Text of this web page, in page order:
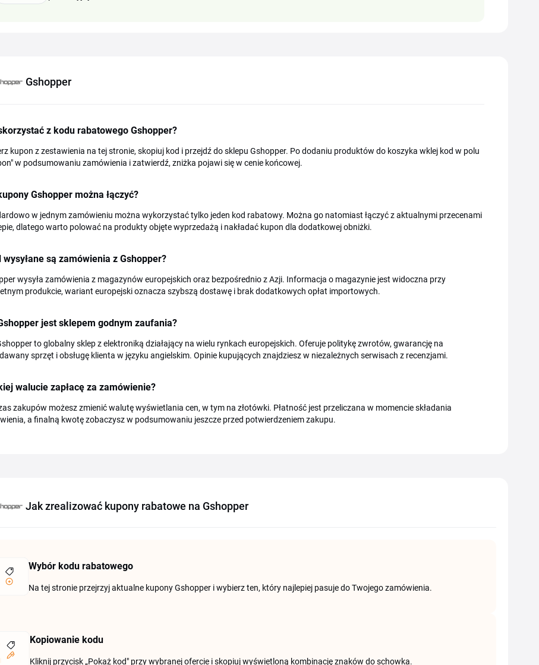
Gshopper
z kodu rabatowego Gshopper?
kupon z zestawienia na tej stronie, skopiuj kod i przejdź do sklepu Gshopper. Po dodaniu produktów do koszyka wklej kod w polu
w podsumowaniu zamówienia i zatwierdź, zniżka pojawi się w cenie końcowej.
Gshopper można łączyć?
w jednym zamówieniu można wykorzystać tylko jeden kod rabatowy. Można go natomiast łączyć z aktualnymi przecenami
dlatego warto polować na produkty objęte wyprzedażą i nakładać kupon dla dodatkowej obniżki.
wysyłane są zamówienia z Gshopper?
wysyła zamówienia z magazynów europejskich oraz bezpośrednio z Azji. Informacja o magazynie jest widoczna przy
produkcie, wariant europejski oznacza szybszą dostawę i brak dodatkowych opłat importowych.
jest sklepem godnym zaufania?
to globalny sklep z elektroniką działający na wielu rynkach europejskich. Oferuje politykę zwrotów, gwarancję na
sprzęt i obsługę klienta w języku angielskim. Opinie kupujących znajdziesz w niezależnych serwisach z recenzjami.
walucie zapłacę za zamówienie?
zakupów możesz zmienić walutę wyświetlania cen, w tym na złotówki. Płatność jest przeliczana w momencie składania
a finalną kwotę zobaczysz w podsumowaniu jeszcze przed potwierdzeniem zakupu.
Jak zrealizować kupony rabatowe na Gshopper
Wybór kodu rabatowego
Na tej stronie przejrzyj aktualne kupony Gshopper i wybierz ten, który najlepiej pasuje do Twojego zamówienia.
Kopiowanie kodu
Kliknij przycisk „Pokaż kod" przy wybranej ofercie i skopiuj wyświetloną kombinację znaków do schowka.